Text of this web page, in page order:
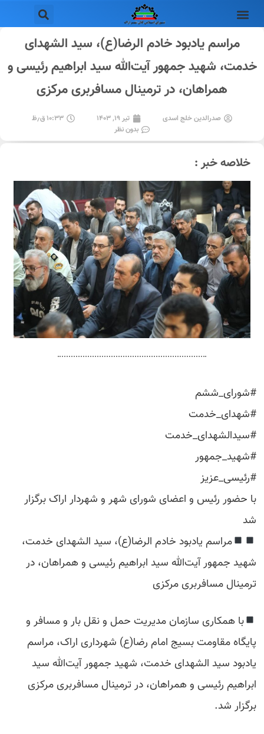
مراسم یادبود خادم الرضا(ع)، سید الشهدای
خدمت، شهید جمهور آیت‌الله سید ابراهیم رئیسی و
همراهان، در ترمینال مسافربری مرکزی
صدرالدین خلج اسدی تیر ۱۹, ۱۴۰۳
۱۰:۳۳ ق٫ظ
بدون نظر
خلاصه خبر :
#شورای_ششم
#شهدای_خدمت
#سیدالشهدای_خدمت
#شهید_جمهور
#رئیسی_عزیز
با حضور رئیس و اعضای شورای شهر و شهردار اراک برگزار
شد
مراسم یادبود خادم الرضا(ع)، سید الشهدای خدمت،
شهید جمهور آیت‌الله سید ابراهیم رئیسی و همراهان، در
ترمینال مسافربری مرکزی
با همکاری سازمان مدیریت حمل و نقل بار و مسافر و
پایگاه مقاومت بسیج امام رضا(ع) شهرداری اراک، مراسم
یادبود سید الشهدای خدمت، شهید جمهور آیت‌الله سید
ابراهیم رئیسی و همراهان، در ترمینال مسافربری مرکزی
برگزار شد.